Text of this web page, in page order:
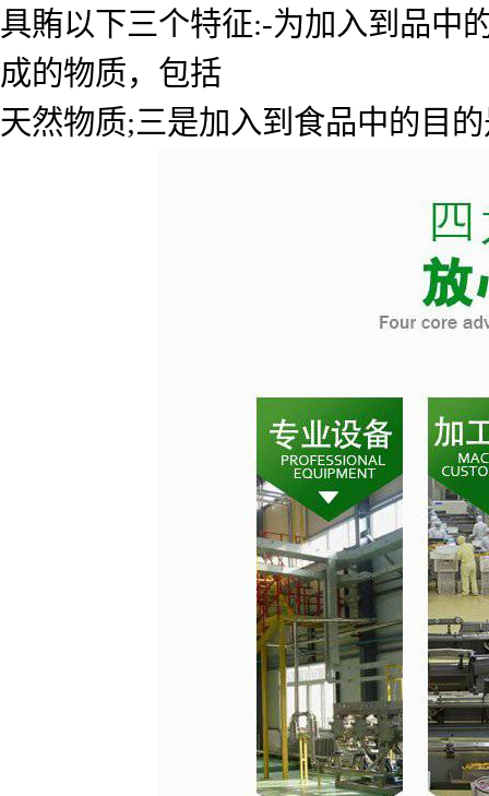
具賄以下三个特征:-为加入到品中
成的物质，包括
天然物质;三是加入到食品中的目